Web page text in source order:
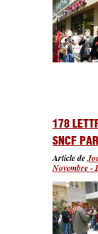
178
SNCF
Article de
Novembre -